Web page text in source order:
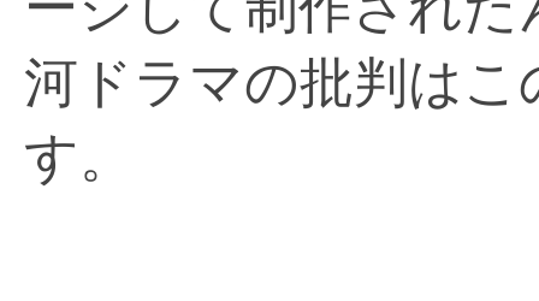
河ドラマの批判は
す。